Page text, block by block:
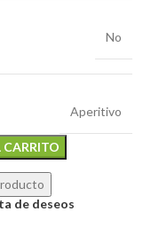
No
Aperitivo
de deseos